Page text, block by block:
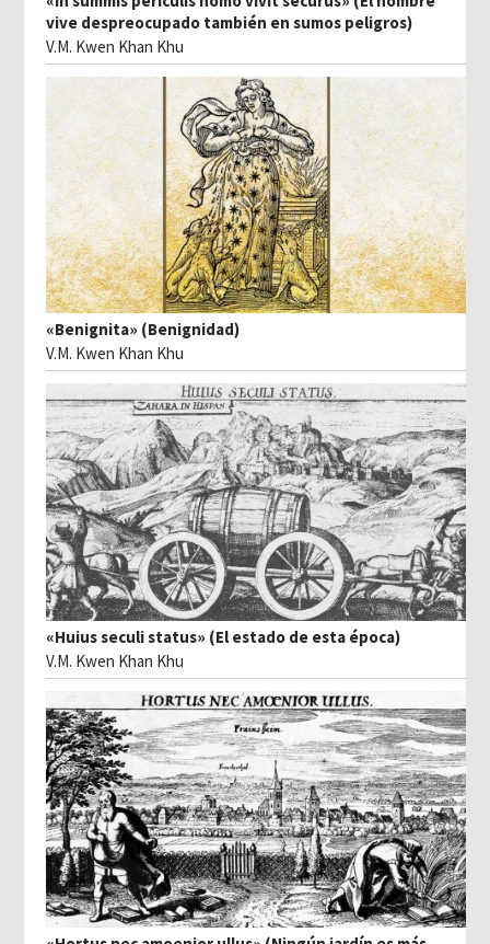
vive despreocupado también en sumos peligros)
V.M. Kwen Khan Khu
«Benignita» (Benignidad)
V.M. Kwen Khan Khu
«Huius seculi status» (El estado de esta época)
V.M. Kwen Khan Khu